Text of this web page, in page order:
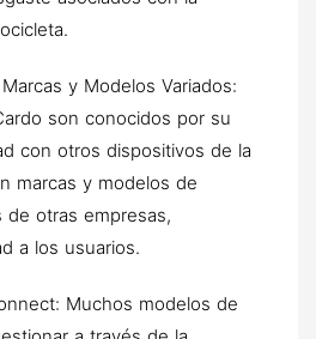
y Modelos Variados:
son conocidos por su
con otros dispositivos de la
marcas y modelos de
de otras empresas,
a los usuarios.
Muchos modelos de